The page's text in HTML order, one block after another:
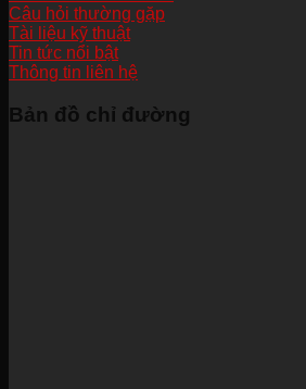
Câu hỏi thường gặp
Tài liệu kỹ thuật
Tin tức nổi bật
Thông tin liên hệ
Bản đồ chỉ đường